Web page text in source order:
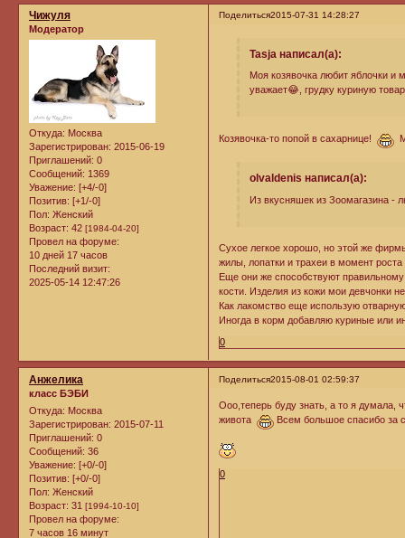
Поделиться2015-07-31 14:28:27
Чижуля
Модератор
Откуда: Москва
Зарегистрирован: 2015-06-19
Приглашений: 0
Сообщений: 1369
Уважение: [+4/-0]
Позитив: [+1/-0]
Пол: Женский
Возраст: 42 [1984-04-20]
Провел на форуме:
10 дней 17 часов
Последний визит:
2025-05-14 12:47:26
Tasja написал(а):
Моя козявочка любит яблочки и
уважает😂, грудку куриную
Козявочка-то попой в сахарнице!
olvaldenis написал(а):
Из вкусняшек из Зоомагазина -
Сухое легкое хорошо, но этой же
жилы, лопатки и трахеи в момент
Еще они же способствуют
кости. Изделия из кожи мои девчонки
Как лакомство еще использую
Иногда в корм добавляю куриные или
0
Поделиться2015-08-01 02:59:37
Анжелика
класс БЭБИ
Откуда: Москва
Зарегистрирован: 2015-07-11
Приглашений: 0
Сообщений: 36
Уважение: [+0/-0]
Позитив: [+0/-0]
Пол: Женский
Возраст: 31 [1994-10-10]
Провел на форуме:
7 часов 16 минут
Ооо,теперь буду знать, а то я думала,
живота
Всем большое спасибо за
0